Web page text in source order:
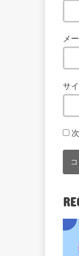
メ
サ